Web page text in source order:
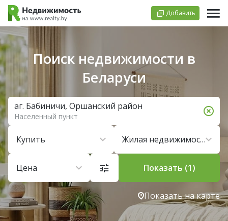
Добавить
Поиск недвижимости в
Беларуси
Купить Жилая недвижимость
Цена
аг. Бабиничи, Оршанский район
Населенный пункт
Показать (1)
Показать на карте